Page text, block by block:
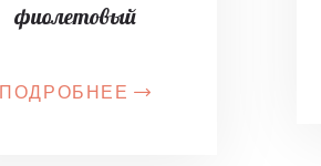
фиолетовый
ПОДРОБНЕЕ